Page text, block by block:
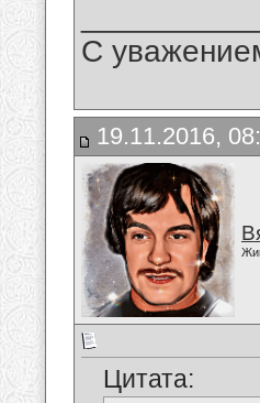
С
19.11.2016,
Цитата: